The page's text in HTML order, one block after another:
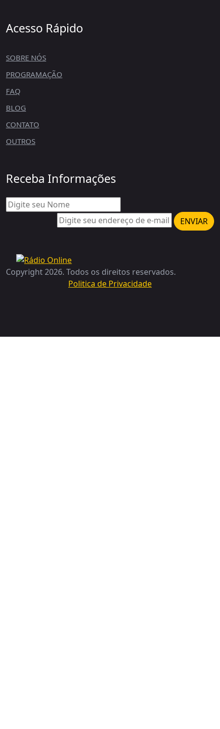
Acesso Rápido
SOBRE NÓS
PROGRAMAÇÃO
FAQ
BLOG
CONTATO
OUTROS
Receba Informações
ENVIAR
Copyright 2026. Todos os direitos reservados.
Politica de Privacidade